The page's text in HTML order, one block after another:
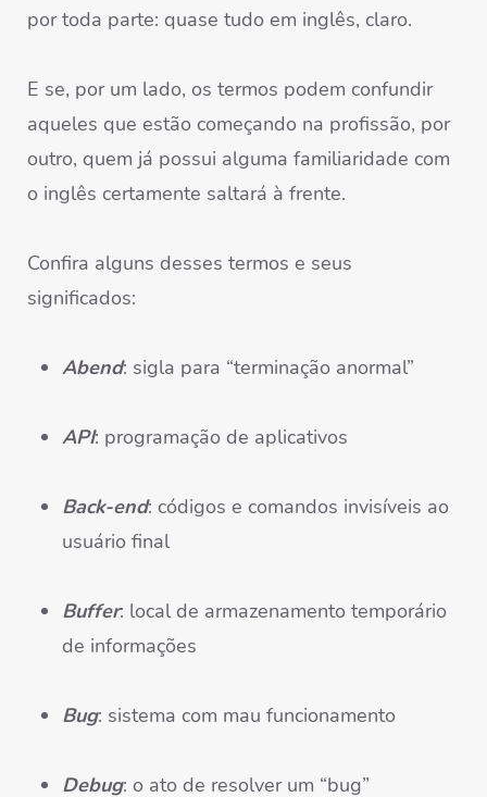
por toda parte: quase tudo em inglês, claro.
E se, por um lado, os termos podem confundir
aqueles que estão começando na profissão, por
outro, quem já possui alguma familiaridade com
o inglês certamente saltará à frente.
Confira alguns desses termos e seus
significados:
Abend: sigla para “terminação anormal”
API: programação de aplicativos
Back-end: códigos e comandos invisíveis ao
usuário final
Buffer: local de armazenamento temporário
de informações
Bug: sistema com mau funcionamento
Debug: o ato de resolver um “bug”